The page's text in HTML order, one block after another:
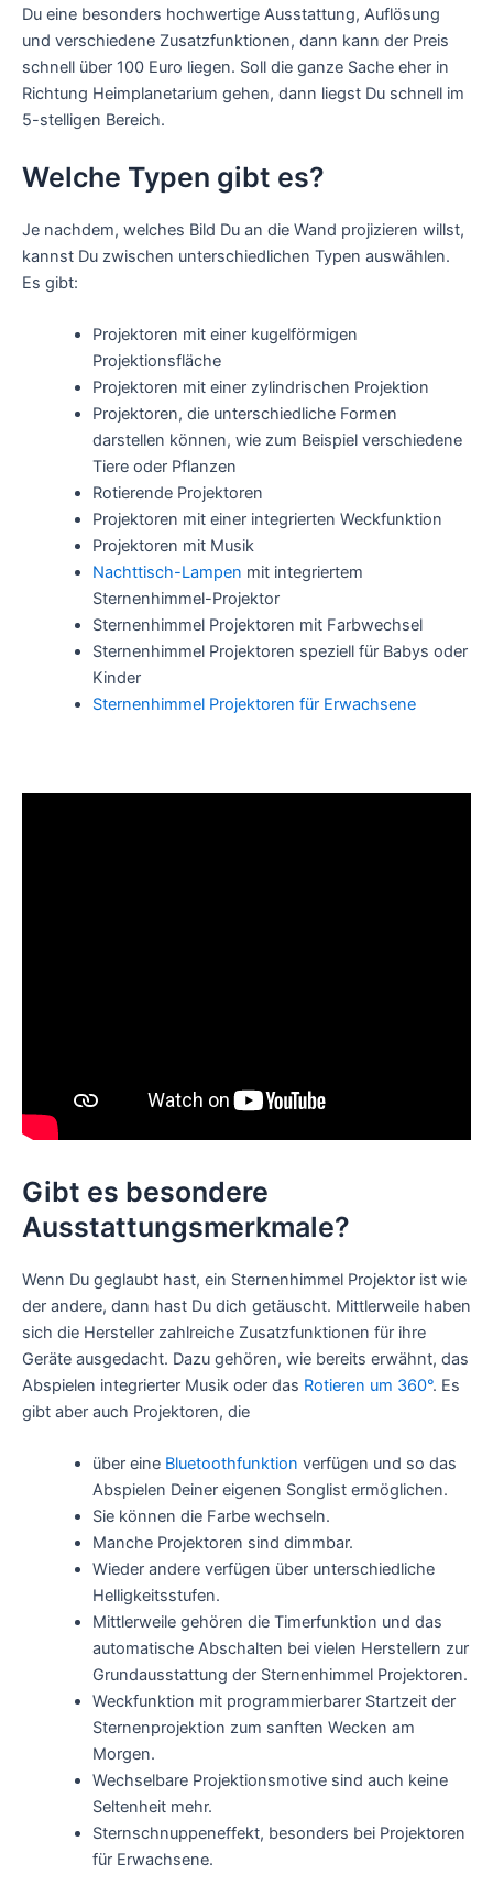
Du eine besonders hochwertige Ausstattung, Auflösung
und verschiedene Zusatzfunktionen, dann kann der Preis
schnell über 100 Euro liegen. Soll die ganze Sache eher in
Richtung Heimplanetarium gehen, dann liegst Du schnell im
5-stelligen Bereich.
Welche Typen gibt es?
Je nachdem, welches Bild Du an die Wand projizieren willst,
kannst Du zwischen unterschiedlichen Typen auswählen.
Es gibt:
Projektoren mit einer kugelförmigen
Projektionsfläche
Projektoren mit einer zylindrischen Projektion
Projektoren, die unterschiedliche Formen
darstellen können, wie zum Beispiel verschiedene
Tiere oder Pflanzen
Rotierende Projektoren
Projektoren mit einer integrierten Weckfunktion
Projektoren mit Musik
Nachttisch-Lampen mit integriertem
Sternenhimmel-Projektor
Sternenhimmel Projektoren mit Farbwechsel
Sternenhimmel Projektoren speziell für Babys oder
Kinder
Sternenhimmel Projektoren für Erwachsene
Gibt es besondere
Ausstattungsmerkmale?
Wenn Du geglaubt hast, ein Sternenhimmel Projektor ist wie
der andere, dann hast Du dich getäuscht. Mittlerweile haben
sich die Hersteller zahlreiche Zusatzfunktionen für ihre
Geräte ausgedacht. Dazu gehören, wie bereits erwähnt, das
Abspielen integrierter Musik oder das Rotieren um 360°. Es
gibt aber auch Projektoren, die
über eine Bluetoothfunktion verfügen und so das
Abspielen Deiner eigenen Songlist ermöglichen.
Sie können die Farbe wechseln.
Manche Projektoren sind dimmbar.
Wieder andere verfügen über unterschiedliche
Helligkeitsstufen.
Mittlerweile gehören die Timerfunktion und das
automatische Abschalten bei vielen Herstellern zur
Grundausstattung der Sternenhimmel Projektoren.
Weckfunktion mit programmierbarer Startzeit der
Sternenprojektion zum sanften Wecken am
Morgen.
Wechselbare Projektionsmotive sind auch keine
Seltenheit mehr.
Sternschnuppeneffekt, besonders bei Projektoren
für Erwachsene.